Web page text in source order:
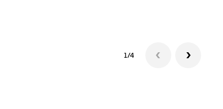
1/4